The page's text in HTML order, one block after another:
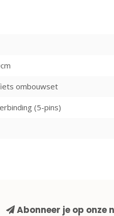
ombouwset
(5-pins)
Abonneer je op onze